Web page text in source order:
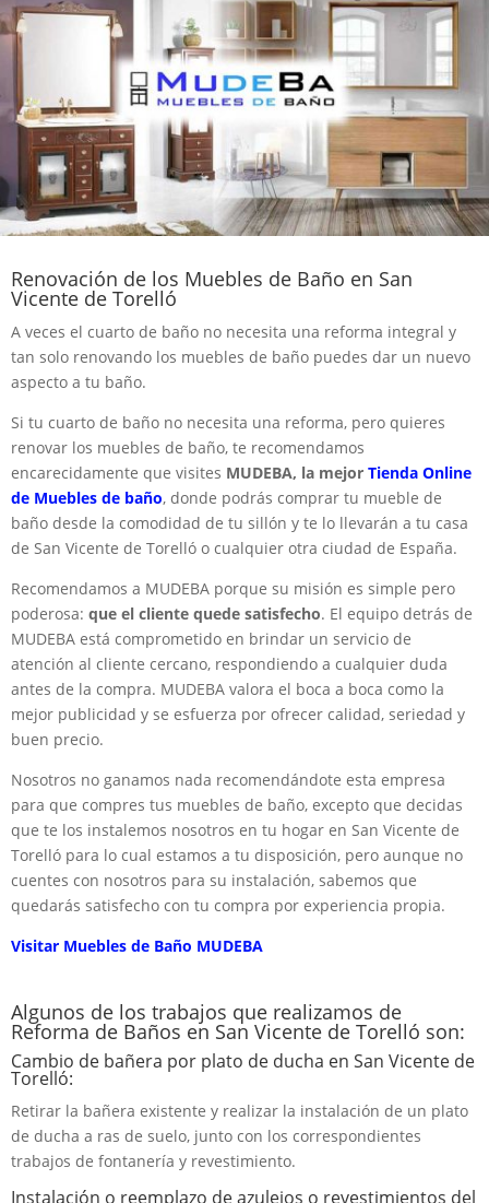
Renovación de los Muebles de Baño en San
Vicente de Torelló
A veces el cuarto de baño no necesita una reforma integral y
tan solo renovando los muebles de baño puedes dar un nuevo
aspecto a tu baño.
Si tu cuarto de baño no necesita una reforma, pero quieres
renovar los muebles de baño, te recomendamos
encarecidamente que visites MUDEBA, la mejor Tienda Online
de Muebles de baño, donde podrás comprar tu mueble de
baño desde la comodidad de tu sillón y te lo llevarán a tu casa
de San Vicente de Torelló o cualquier otra ciudad de España.
Recomendamos a MUDEBA porque su misión es simple pero
poderosa: que el cliente quede satisfecho. El equipo detrás de
MUDEBA está comprometido en brindar un servicio de
atención al cliente cercano, respondiendo a cualquier duda
antes de la compra. MUDEBA valora el boca a boca como la
mejor publicidad y se esfuerza por ofrecer calidad, seriedad y
buen precio.
Nosotros no ganamos nada recomendándote esta empresa
para que compres tus muebles de baño, excepto que decidas
que te los instalemos nosotros en tu hogar en San Vicente de
Torelló para lo cual estamos a tu disposición, pero aunque no
cuentes con nosotros para su instalación, sabemos que
quedarás satisfecho con tu compra por experiencia propia.
Visitar Muebles de Baño MUDEBA
Algunos de los trabajos que realizamos de
Reforma de Baños en San Vicente de Torelló son:
Cambio de bañera por plato de ducha en San Vicente de
Torelló:
Retirar la bañera existente y realizar la instalación de un plato
de ducha a ras de suelo, junto con los correspondientes
trabajos de fontanería y revestimiento.
Instalación o reemplazo de azulejos o revestimientos del